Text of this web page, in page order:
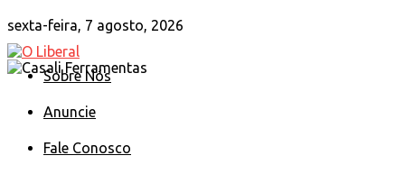
sexta-feira, 7 agosto, 2026
Sobre Nós
Anuncie
Fale Conosco